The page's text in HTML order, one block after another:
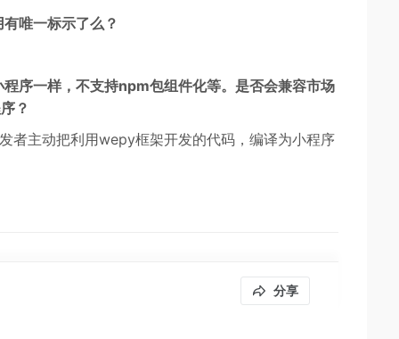
唯一标示了么？
序一样，不支持npm包组件化等。是否会兼容市场
？
者主动把利用wepy框架开发的代码，编译为小程序
分享